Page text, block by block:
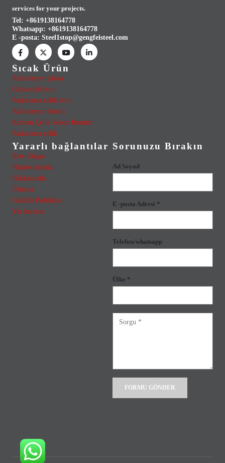
services for your projects.
Tel: +8619138164778
Whatsapp: +8619138164778
E -posta: Steel1stop@gengfeisteel.com
Sıcak Ürün
Alüminyum plaka
Galvanizli boru
Paslanmaz çelik boru
Alüminyum bobini
Karbon Çelik Sessiz Borular
Paslanmaz çelik
Yararlı bağlantılar
Bize Ulaşın
Hizmetlerimiz
Hakkımızda
Ürünler
Gizlilik Politikası
Yer haritası
Sorunuzu Bırakın
Ad Soyad
E -posta Adresi *
Telefon/whatsapp
Ülke *